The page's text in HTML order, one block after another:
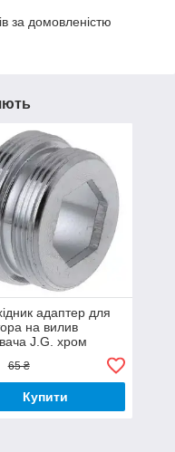
за домовленістю
адаптер для
на вилив
J.G. хром
М22 зовнішнє
на М24
різьблення
65 ₴
Купити